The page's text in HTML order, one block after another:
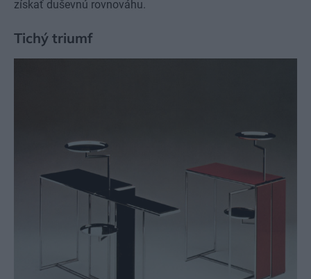
získať duševnú rovnováhu.
Tichý triumf